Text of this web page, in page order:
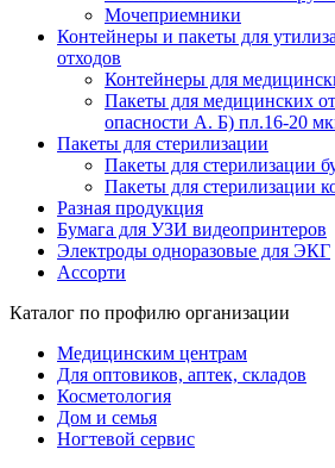
Мочеприемники
Контейнеры и пакеты для
отходов
Контейнеры для
Пакеты для медицинских
опасности А. Б) пл.16-20
Пакеты для стерилизации
Пакеты для стерилизации
Пакеты для стерилизации
Разная продукция
Бумага для УЗИ видеопринтеров
Электроды одноразовые для ЭКГ
Ассорти
Каталог по профилю организации
Медицинским центрам
Для оптовиков, аптек, складов
Косметология
Дом и семья
Ногтевой сервис